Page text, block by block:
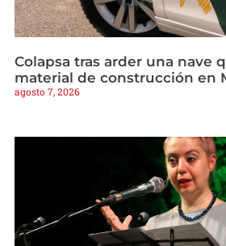
Colapsa tras arder una nave
material de construcción en
agosto 7, 2026